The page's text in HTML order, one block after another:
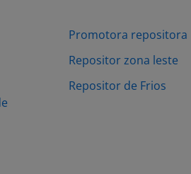
Promotora repositora
Repositor zona leste
Repositor de Frios